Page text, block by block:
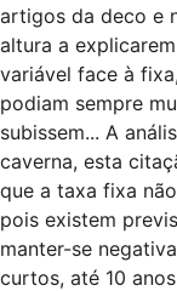
artigos da deco e
altura a
variável face à
podiam sempre
subissem... A
caverna, esta
que a taxa fixa
pois existem
manter-se
curtos, até 10